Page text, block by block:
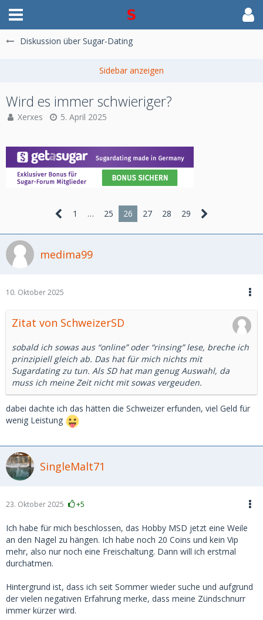
Diskussion über Sugar-Dating
Wird es immer schwieriger?
Xerxes 5. April 2025
1 … 25 26 27 28 29
medima99
10. Oktober 2025
Zitat von SchweizerSD
sobald ich sowas aus “online” oder “rinsing” lese, breche ich
prinzipiell gleich ab. Das hat für mich nichts mit
Sugardating zu tun. Als SD hat man genug Auswahl, da
muss ich meine Zeit nicht mit sowas vergeuden.
dabei dachte ich das hätten die Schweizer erfunden, viel Geld für
wenig Leistung
SingleMalt71
23. Oktober 2025 +5
Ich habe für mich beschlossen, das Hobby MSD jetzt eine Weile
an den Nagel zu hängen. Ich habe noch 20 Coins und kein Vip
mehr, also nur noch eine Freischaltung. Dann will ich erstmal
durchatmen.
Hintergrund ist, dass ich seit Sommer wieder suche und aufgrund
der vielen negativen Erfahrung merke, dass meine Zündschnurr
immer kürzer wird.